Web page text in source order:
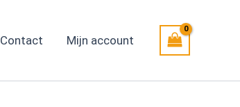
Contact Mijn account